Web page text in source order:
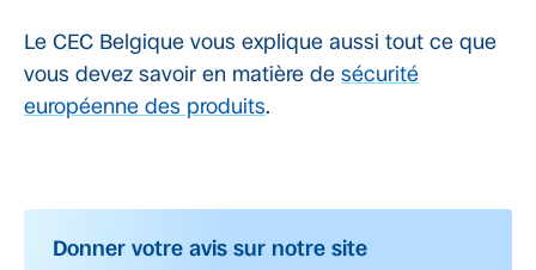
Le CEC Belgique vous explique aussi tout ce que
vous devez savoir en matière de sécurité
européenne des produits.
Donner votre avis sur notre site